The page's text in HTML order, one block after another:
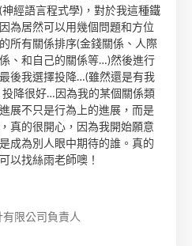
經語言程式學)，對於我這種鐵
為居然可以用幾個問題和方位
所有關係排序(金錢關係、人際
、和自己的關係等…)然後進行
後我選擇投降…(雖然還是有我
降很好…因為我的某個關係類
展不只是行為上的進展，而是
真的很開心，因為我開始願意
成為別人眼中期待的誰。真的
以找絲雨老師噢！
限公司負責人